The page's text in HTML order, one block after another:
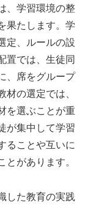
、学習環境の整
果たします。学
定、ルールの設
置では、生徒同
、席をグループ
材の選定では、
を選ぶことが重
が集中して学習
ることや互いに
があります。
した教育の実践